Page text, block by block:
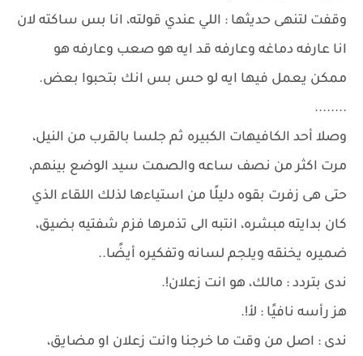
وقفت لتنهى حديثها : اللي عندي قولته، انا بس ساكته لان
انا عارفه دماغه وعارفه قد ايه هو صعب وعارفه هو
ممكن يعمل فيها ايه لو حس بس انك بتحبوا بعض.
........
وصلا أحد الكافيهات الكبيره ثم جلسا بالقرب من النيل،
مرت اكثر من نصف ساعه والصمت سيد الوضع بينهم،
حتى هى زفرت بقوه دليلًا من استياءها لذلك اللقاء الذي
كان بدايته مبشره، انتبه الى تذمرها فزم شفتيه بضيق،
ضميره يخنقه ويلجم لسانه وتفكيره أيضًا..
ندى بتردد : مالك، هو انت زعلان!.
هز رأسه نافيًا : لأ!.
ندى : اصل من وقت ما خرجنا وانت زعلان او مضايق،